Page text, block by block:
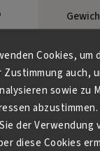
Cookies,
auch,
sowie zu
der Verwendung
diese Cookies
EAN: